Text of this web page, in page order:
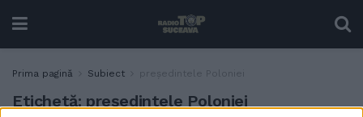
Prima pagină Subiect președintele Poloniei
Etichetă: președintele Poloniei